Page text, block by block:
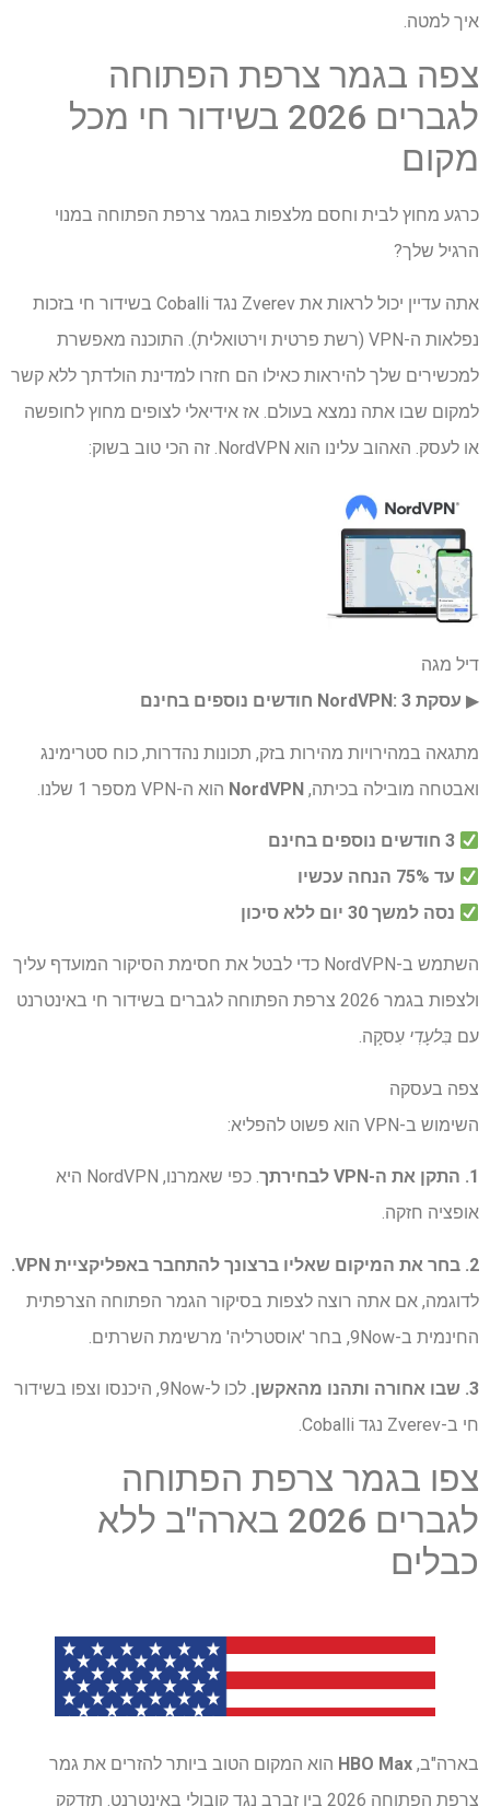
איך למטה.
צפה בגמר צרפת הפתוחה
לגברים 2026 בשידור חי מכל
מקום
כרגע מחוץ לבית וחסם מלצפות בגמר צרפת הפתוחה במנוי
הרגיל שלך?
אתה עדיין יכול לראות את Zverev נגד Coballi בשידור חי בזכות
נפלאות ה-VPN (רשת פרטית וירטואלית). התוכנה מאפשרת
למכשירים שלך להיראות כאילו הם חזרו למדינת הולדתך ללא קשר
למקום שבו אתה נמצא בעולם. אז אידיאלי לצופים מחוץ לחופשה
או לעסק. האהוב עלינו הוא NordVPN. זה הכי טוב בשוק:
דיל מגה
▶︎ עסקת NordVPN: 3 חודשים נוספים בחינם
מתגאה במהירויות מהירות בזק, תכונות נהדרות, כוח סטרימינג
ואבטחה מובילה בכיתה, NordVPN הוא ה-VPN מספר 1 שלנו.
3 חודשים נוספים בחינם
עד 75% הנחה עכשיו
נסה למשך 30 יום ללא סיכון
השתמש ב-NordVPN כדי לבטל את חסימת הסיקור המועדף עליך
ולצפות בגמר 2026 צרפת הפתוחה לגברים בשידור חי באינטרנט
עם בִּלעָדִי עִסקָה.
צפה בעסקה
השימוש ב-VPN הוא פשוט להפליא:
1. התקן את ה-VPN לבחירתך
. כפי שאמרנו, NordVPN היא
אופציה חזקה.
2. בחר את המיקום שאליו ברצונך להתחבר באפליקציית VPN.
לדוגמה, אם אתה רוצה לצפות בסיקור הגמר הפתוחה הצרפתית
החינמית ב-9Now, בחר 'אוסטרליה' מרשימת השרתים.
3. שבו אחורה ותהנו מהאקשן.
לכו ל-9Now, היכנסו וצפו בשידור
חי ב-Zverev נגד Coballi.
צפו בגמר צרפת הפתוחה
לגברים 2026 בארה"ב ללא
כבלים
בארה"ב, HBO Max הוא המקום הטוב ביותר להזרים את גמר
צרפת הפתוחה 2026 בין זברב נגד קובולי באינטרנט. תזדקק